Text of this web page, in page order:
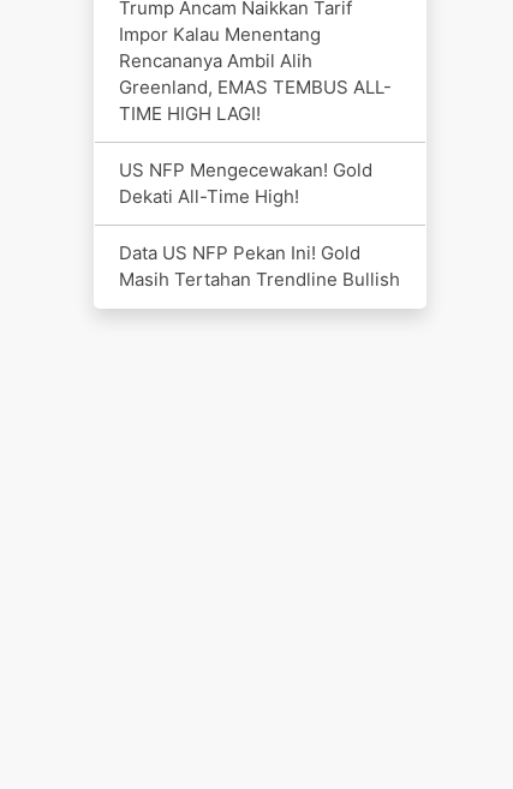
Trump Ancam Naikkan Tarif
Impor Kalau Menentang
Rencananya Ambil Alih
Greenland, EMAS TEMBUS ALL-
TIME HIGH LAGI!
US NFP Mengecewakan! Gold
Dekati All-Time High!
Data US NFP Pekan Ini! Gold
Masih Tertahan Trendline Bullish